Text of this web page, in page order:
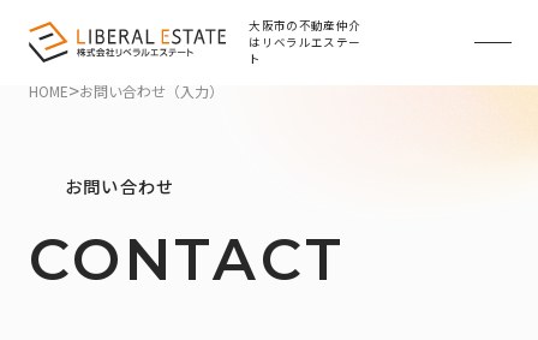
大阪市の不動産仲介
はリベラルエステー
ト
HOME>お問い合わせ（入力）
お問い合わせ
CONTACT